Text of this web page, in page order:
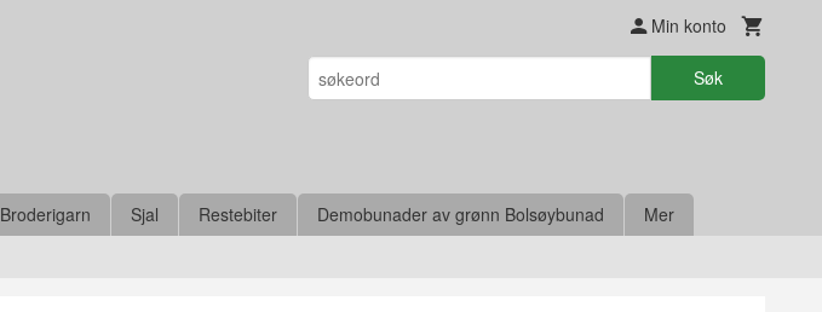
Min konto
Søk
Broderigarn Sjal Restebiter Demobunader av grønn Bolsøybunad Mer